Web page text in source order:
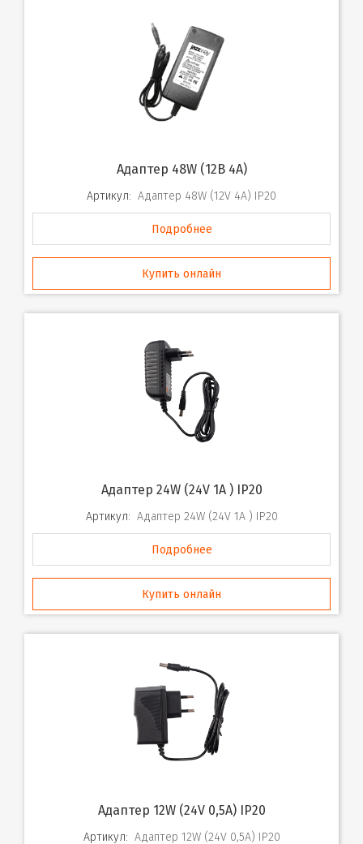
Адаптер 48W (12B 4A)
Артикул: Адаптер 48W (12V 4A) IP20
Подробнее
Купить онлайн
Адаптер 24W (24V 1A ) IP20
Артикул: Адаптер 24W (24V 1A ) IP20
Подробнее
Купить онлайн
Адаптер 12W (24V 0,5A) IP20
Артикул: Адаптер 12W (24V 0,5A) IP20